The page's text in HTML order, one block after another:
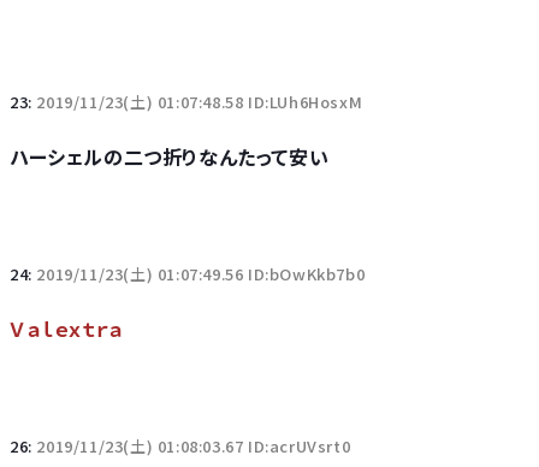
23: 2019/11/23(土) 01:07:48.58 ID:LUh6HosxM
ハーシェルの二つ折りなんたって安い
24: 2019/11/23(土) 01:07:49.56 ID:bOwKkb7b0
Ｖａｌｅｘｔｒａ
26: 2019/11/23(土) 01:08:03.67 ID:acrUVsrt0